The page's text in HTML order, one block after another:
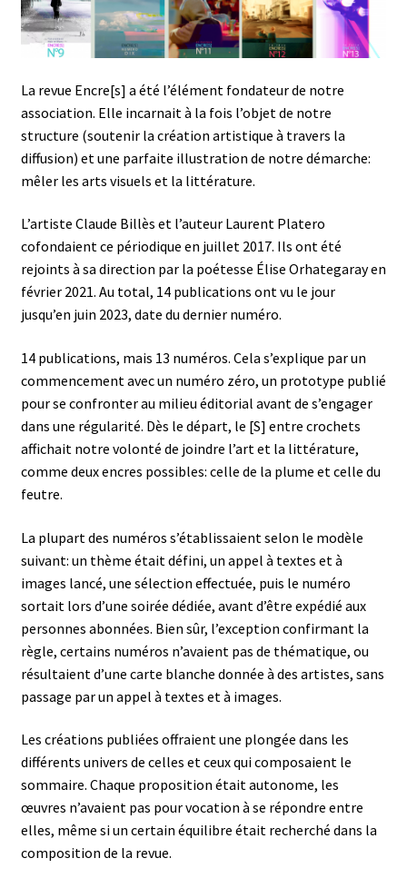
La revue Encre[s] a été l’élément fondateur de notre
association. Elle incarnait à la fois l’objet de notre
structure (soutenir la création artistique à travers la
diffusion) et une parfaite illustration de notre démarche:
mêler les arts visuels et la littérature.
L’artiste Claude Billès et l’auteur Laurent Platero
cofondaient ce périodique en juillet 2017. Ils ont été
rejoints à sa direction par la poétesse Élise Orhategaray en
février 2021. Au total, 14 publications ont vu le jour
jusqu’en juin 2023, date du dernier numéro.
14 publications, mais 13 numéros. Cela s’explique par un
commencement avec un numéro zéro, un prototype publié
pour se confronter au milieu éditorial avant de s’engager
dans une régularité. Dès le départ, le [S] entre crochets
affichait notre volonté de joindre l’art et la littérature,
comme deux encres possibles: celle de la plume et celle du
feutre.
La plupart des numéros s’établissaient selon le modèle
suivant: un thème était défini, un appel à textes et à
images lancé, une sélection effectuée, puis le numéro
sortait lors d’une soirée dédiée, avant d’être expédié aux
personnes abonnées. Bien sûr, l’exception confirmant la
règle, certains numéros n’avaient pas de thématique, ou
résultaient d’une carte blanche donnée à des artistes, sans
passage par un appel à textes et à images.
Les créations publiées offraient une plongée dans les
différents univers de celles et ceux qui composaient le
sommaire. Chaque proposition était autonome, les
œuvres n’avaient pas pour vocation à se répondre entre
elles, même si un certain équilibre était recherché dans la
composition de la revue.